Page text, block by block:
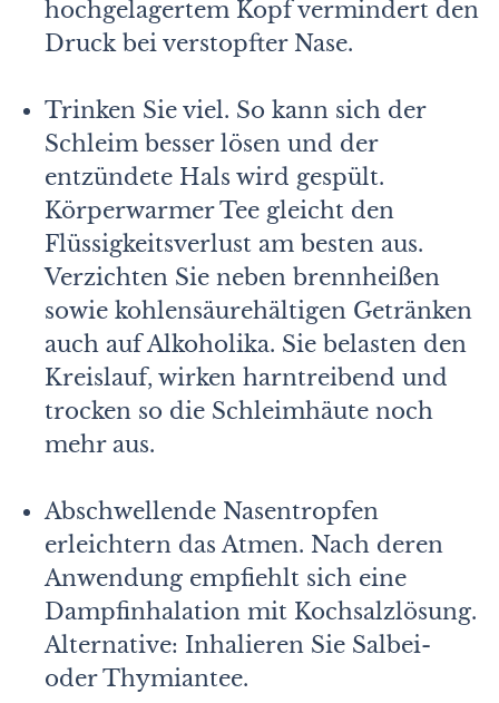
hochgelagertem Kopf vermindert den
Druck bei verstopfter Nase.
Trinken Sie viel. So kann sich der
Schleim besser lösen und der
entzündete Hals wird gespült.
Körperwarmer Tee gleicht den
Flüssigkeitsverlust am besten aus.
Verzichten Sie neben brennheißen
sowie kohlensäurehältigen Getränken
auch auf Alkoholika. Sie belasten den
Kreislauf, wirken harntreibend und
trocken so die Schleimhäute noch
mehr aus.
Abschwellende Nasentropfen
erleichtern das Atmen. Nach deren
Anwendung empfiehlt sich eine
Dampfinhalation mit Kochsalzlösung.
Alternative: Inhalieren Sie Salbei-
oder Thymiantee.